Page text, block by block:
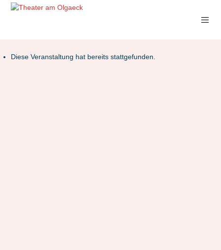
Diese Veranstaltung hat bereits stattgefunden.